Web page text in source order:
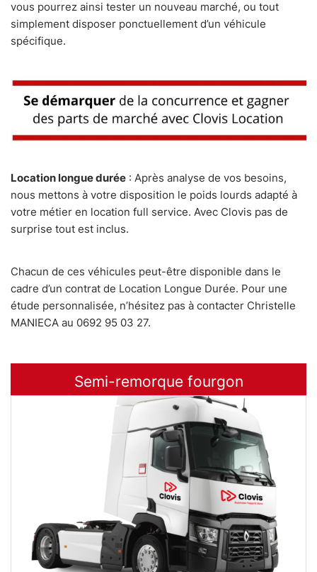
vous pourrez ainsi tester un nouveau marché, ou tout
simplement disposer ponctuellement d’un véhicule
spécifique.
Location longue durée : Après analyse de vos besoins,
nous mettons à votre disposition le poids lourds adapté à
votre métier en location full service. Avec Clovis pas de
surprise tout est inclus.
Chacun de ces véhicules peut-être disponible dans le
cadre d’un contrat de Location Longue Durée. Pour une
étude personnalisée, n’hésitez pas à contacter Christelle
MANIECA au 0692 95 03 27.
Semi-remorque fourgon